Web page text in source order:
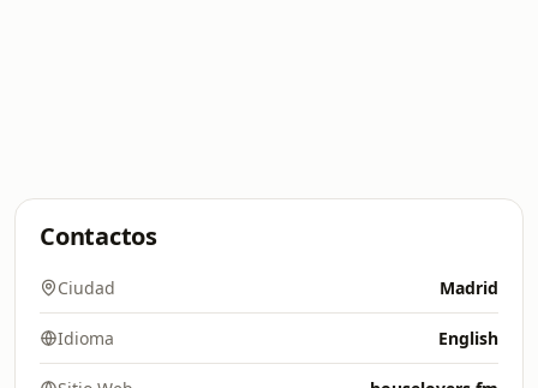
Contactos
Ciudad Madrid
Idioma English